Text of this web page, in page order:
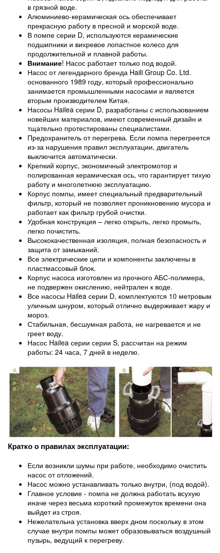
в грязной воде.
Алюминиево-керамическая ось обеспечивает
прекрасную работу в пресной и морской воде.
В помпе серии D, используются керамические
подшипники и вихревое лопастное колесо для
продолжительной и плавной работы.
Внимание! Насос работает только под водой.
Насос от легендарного бренда Haili Group Co. Ltd.
основанного 1989 году, который профессионально
занимается промышленными насосами и является
вторым производителем Китая.
Насосы Hailea серии D, разработаны с использованием
новейших материалов, имеют современный дизайн и
тщательно протестированы специалистами.
Предохранитель от перегрева. Если помпа перегреется
из-за нарушения правил эксплуатации, двигатель
выключится автоматически.
Крепкий корпус, экономичный электромотор и
полированная керамическая ось, что гарантирует тихую
работу и многолетнюю эксплуатацию.
Корпус помпы, имеет специальный предварительный
фильтр, который не позволяет проникновению мусора и
работает как фильтр грубой очистки.
Удобная конструкция – легко открыть, легко промыть,
легко почистить.
Высококачественная изоляция, полная безопасность и
защита от замыканий.
Все электрические цепи и компоненты заключены в
пластмассовый блок.
Корпус насоса изготовлен из прочного АБС-полимера,
не подвержен окислению, нейтрален к воде.
Все насосы Hailea серии D, комплектуются 10 метровым
уличным шнуром, который отлично выдерживает жару и
мороз.
Стабильная, бесшумная работа, не нагревается и не
греет воду.
Насос Hailea серии серии S, рассчитан на режим
работы: 24 часа, 7 дней в неделю.
Кратко о правилах эксплуатации:
Если возникли шумы при работе, необходимо очистить
насос от отложений.
Насос можно устанавливать только внутри, (под водой).
Главное условие - помпа не должна работать всухую
иначе через весьма короткий промежуток времени она
выйдет из строя.
Нежелательна установка вверх дном поскольку в этом
случае внутри помпы может образовываться воздушный
пузырь, ведущий к перегреву.